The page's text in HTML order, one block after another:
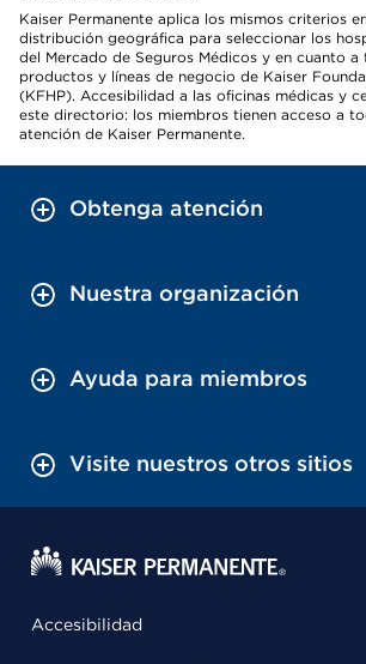
Kaiser Permanente aplica los mismos criterios
distribución geográfica para seleccionar los
del Mercado de Seguros Médicos y en cuanto a
productos y líneas de negocio de Kaiser
(KFHP). Accesibilidad a las oficinas médicas y
este directorio: los miembros tienen acceso a
atención de Kaiser Permanente.
Obtenga atención
Nuestra organización
Ayuda para miembros
Visite nuestros otros sitios
Accesibilidad